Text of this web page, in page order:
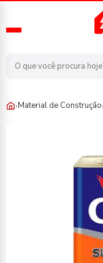
›Material de Construção›